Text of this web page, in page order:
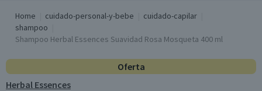
Home cuidado-personal-y-bebe
cuidado-capilar
shampoo
Shampoo Herbal Essences Suavidad Rosa Mosqueta 400 ml
Oferta
Herbal Essences